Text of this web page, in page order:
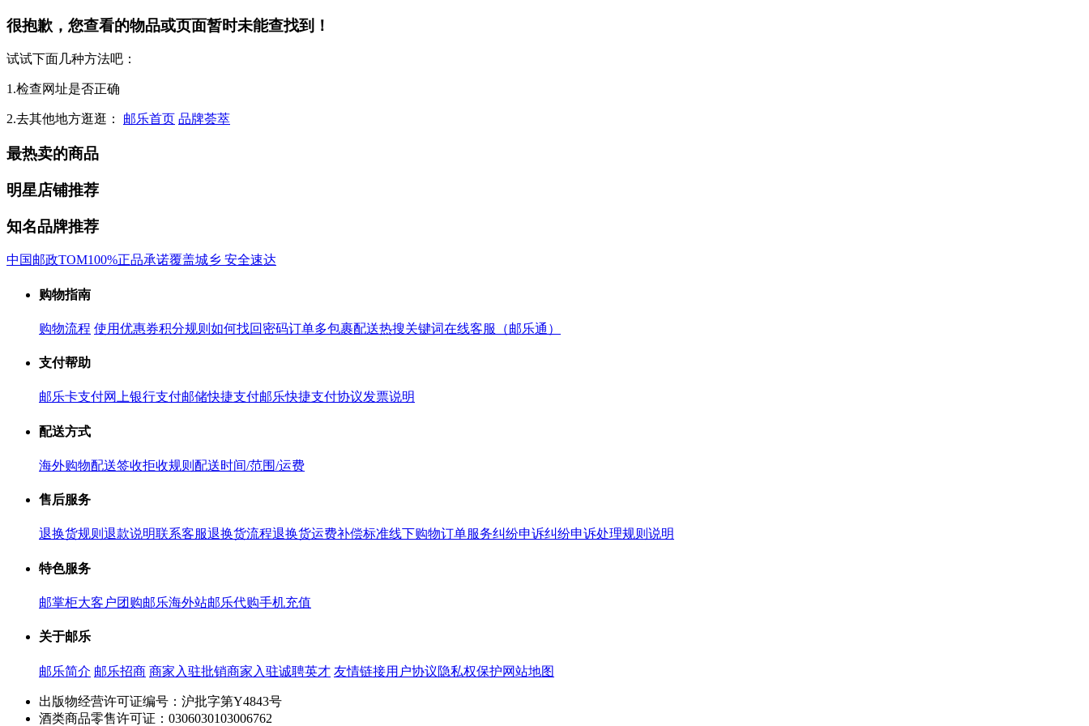
很抱歉，您查看的物品或页面暂时未能查找到！
试试下面几种方法吧：
1.检查网址是否正确
2.去其他地方逛逛： 邮乐首页 品牌荟萃
最热卖的商品
明星店铺推荐
知名品牌推荐
中国邮政TOM100%正品承诺覆盖城乡 安全速达
购物指南
购物流程 使用优惠券积分规则 如何找回密码订单多包裹配送热搜关键词在线客服（邮乐通）
支付帮助
邮乐卡支付网上银行支付邮储快捷支付邮乐快捷支付协议发票说明
配送方式
海外购物配送签收拒收规则 配送时间/范围/运费
售后服务
退换货规则 退款说明联系客服退换货流程退换货运费补偿标准线下购物订单服务纠纷申诉纠纷申诉处理规则说明
特色服务
邮掌柜大客户团购邮乐海外站邮乐代购手机充值
关于邮乐
邮乐简介 邮乐招商 商家入驻批销商家入驻诚聘英才 友情链接用户协议隐私权保护网站地图
出版物经营许可证编号：沪批字第Y4843号
酒类商品零售许可证：0306030103006762